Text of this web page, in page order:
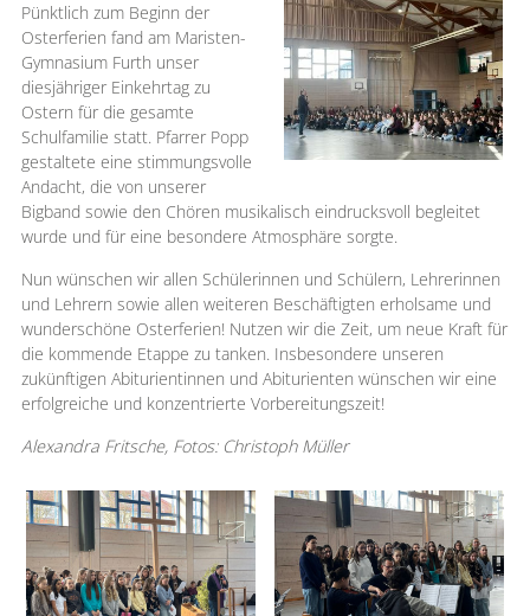
Pünktlich zum Beginn der
Osterferien fand am Maristen-
Gymnasium Furth unser
diesjähriger Einkehrtag zu
Ostern für die gesamte
Schulfamilie statt. Pfarrer Popp
gestaltete eine stimmungsvolle
Andacht, die von unserer
Bigband sowie den Chören musikalisch eindrucksvoll begleitet
wurde und für eine besondere Atmosphäre sorgte.
Nun wünschen wir allen Schülerinnen und Schülern, Lehrerinnen
und Lehrern sowie allen weiteren Beschäftigten erholsame und
wunderschöne Osterferien! Nutzen wir die Zeit, um neue Kraft für
die kommende Etappe zu tanken. Insbesondere unseren
zukünftigen Abiturientinnen und Abiturienten wünschen wir eine
erfolgreiche und konzentrierte Vorbereitungszeit!
Alexandra Fritsche, Fotos: Christoph Müller